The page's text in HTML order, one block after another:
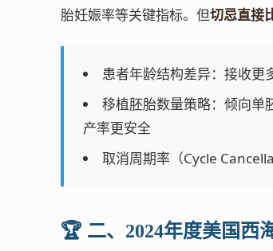
胎妊娠率等关键指标。但切忌直接
患者年龄结构差异：接收更
移植胚胎数量策略：倾向单
产率更安全
取消周期率（Cycle
🏆 二、2024年度美国西